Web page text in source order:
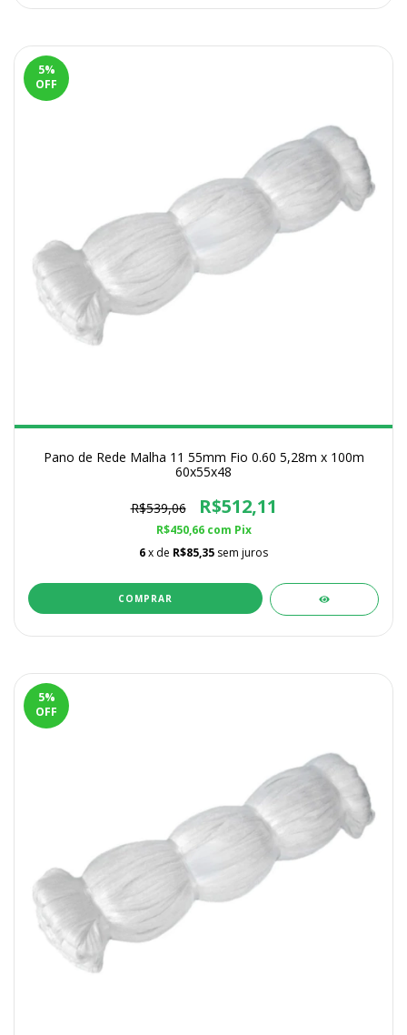
5%
OFF
Pano de Rede Malha 11 55mm Fio 0.60 5,28m x 100m
60x55x48
R$539,06 R$512,11
R$450,66 com Pix
6x de R$85,35 sem juros
5%
OFF